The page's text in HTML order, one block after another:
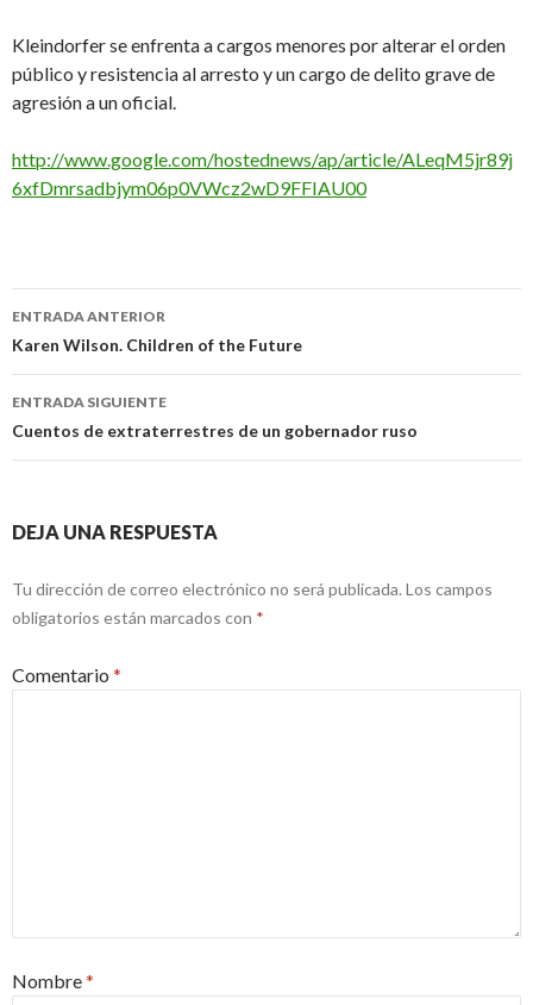
Kleindorfer se enfrenta a cargos menores por alterar el orden
público y resistencia al arresto y un cargo de delito grave de
agresión a un oficial.
http://www.google.com/hostednews/ap/article/ALeqM5jr89j
6xfDmrsadbjym06p0VWcz2wD9FFIAU00
Navegación
de
entradas
ENTRADA ANTERIOR
Karen Wilson. Children of the Future
ENTRADA SIGUIENTE
Cuentos de extraterrestres de un gobernador ruso
DEJA UNA RESPUESTA
Tu dirección de correo electrónico no será publicada. Los campos
obligatorios están marcados con *
Comentario *
Nombre*